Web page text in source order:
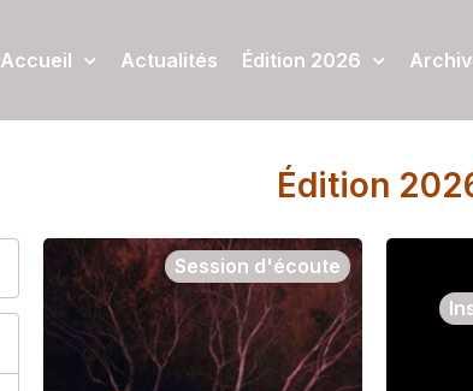
Accueil Actualités Édition 2026
Édition
Session d'écoute